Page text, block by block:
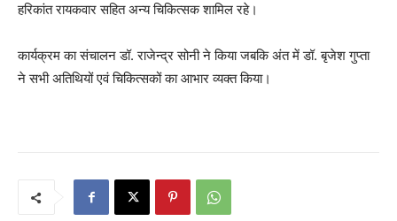
हरिकांत रायकवार सहित अन्य चिकित्सक शामिल रहे।
कार्यक्रम का संचालन डॉ. राजेन्द्र सोनी ने किया जबकि अंत में डॉ. बृजेश गुप्ता
ने सभी अतिथियों एवं चिकित्सकों का आभार व्यक्त किया।